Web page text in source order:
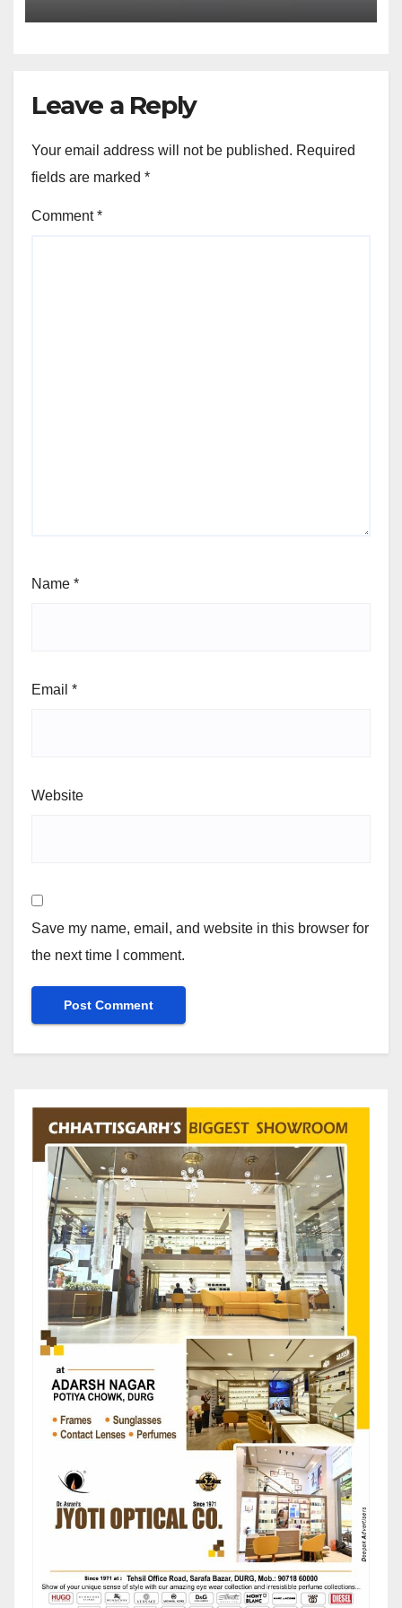
Leave a Reply
Your email address will not be published. Required
fields are marked *
Comment*
Name *
Email *
Website
Save my name, email, and website in this browser for
the next time I comment.